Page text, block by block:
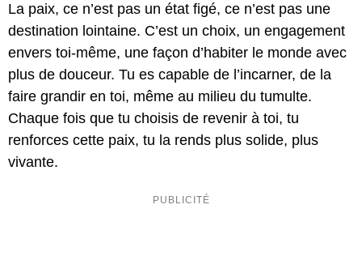
La paix, ce n’est pas un état figé, ce n’est pas une
destination lointaine. C’est un choix, un engagement
envers toi-même, une façon d’habiter le monde avec
plus de douceur. Tu es capable de l’incarner, de la
faire grandir en toi, même au milieu du tumulte.
Chaque fois que tu choisis de revenir à toi, tu
renforces cette paix, tu la rends plus solide, plus
vivante.